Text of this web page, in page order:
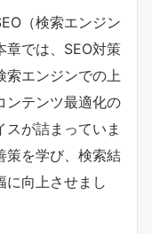
（検索エンジン
章では、SEO対策
索エンジンでの上
ンテンツ最適化の
が詰まっていま
策を学び、検索結
に向上させまし